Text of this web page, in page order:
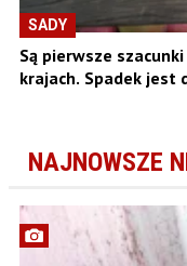
SADY
Są pierwsze
krajach. Spadek jest
NAJNOWSZE